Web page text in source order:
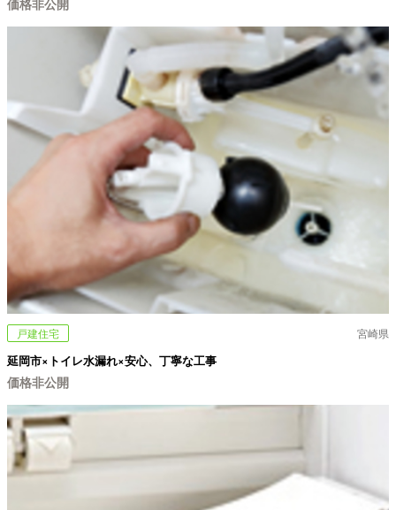
価格非公開
戸建住宅 宮崎県
延岡市×トイレ水漏れ×安心、丁寧な工事
価格非公開